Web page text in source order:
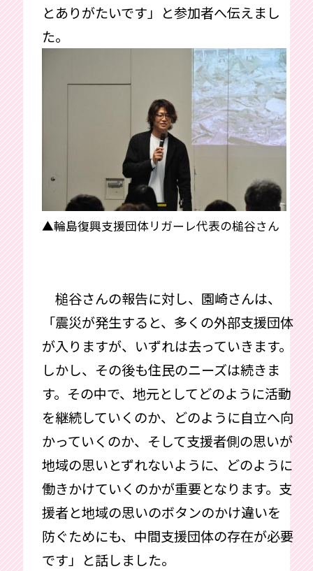
とありがたいです」と参加者へ伝えまし
た。
▲輪島復興支援団体リガーレ代表の槌谷さん
槌谷さんの報告に対し、園崎さんは、
「震災が発生すると、多くの外部支援団体
が入りますが、いずれは去っていきます。
しかし、その後も住民のニーズは続きま
す。その中で、地元としてどのように活動
を継続していくのか、どのように自立へ向
かっていくのか、そして支援者側の思いが
地域の思いとずれないように、どのように
働きかけていくのかが重要となります。支
援者と地域の思いのボタンのかけ違いを
防ぐためにも、中間支援団体の存在が必要
です」と話しました。